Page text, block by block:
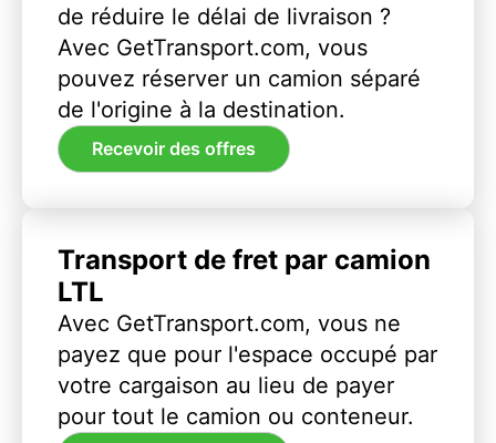
de réduire le délai de livraison ?
Avec GetTransport.com, vous
pouvez réserver un camion séparé
de l'origine à la destination.
Recevoir des offres
Transport de fret par camion
LTL
Avec GetTransport.com, vous ne
payez que pour l'espace occupé par
votre cargaison au lieu de payer
pour tout le camion ou conteneur.